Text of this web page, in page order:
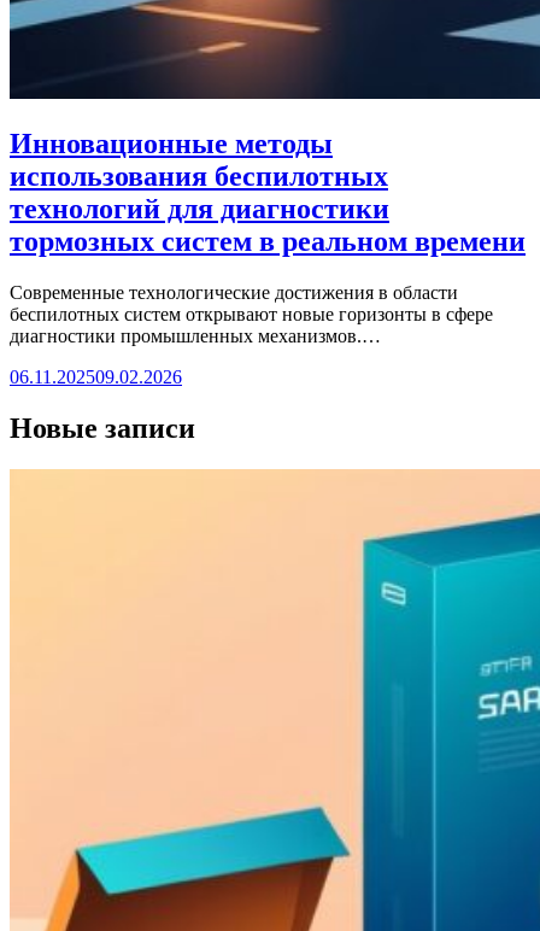
Инновационные методы
использования беспилотных
технологий для диагностики
тормозных систем в реальном времени
Современные технологические достижения в области
беспилотных систем открывают новые горизонты в сфере
диагностики промышленных механизмов.…
06.11.202509.02.2026
Новые записи